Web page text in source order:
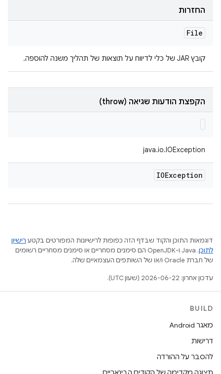
החזרות
File
קובץ JAR של כלי לדיווח על תוצאות של תהליך משנה להוספה.
הקפצת הודעות שגיאה (throw)
java.io.IOException
IOException
דוגמאות התוכן והקוד שבדף הזה כפופות לרישיונות המפורטים בקטע רישיון
לתוכן
.‏ Java ו-OpenJDK הם סימנים מסחריים או סימנים מסחריים רשומים
של חברת Oracle ו/או של השותפים העצמאיים שלה.
עדכון אחרון: 2026-06-22 (שעון UTC).
BUILD
מאגר Android
דרישות
להסבר על ההורדה